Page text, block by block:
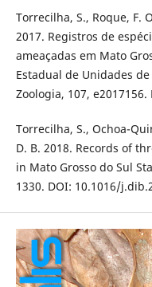
Torrecilha, S., Roque, F.
2017. Registros de
ameaçadas em Mato
Estadual de Unidades
Zoologia, 107,
Torrecilha, S., Ochoa-
D. B. 2018. Records of
in Mato Grosso do Sul
1330. DOI: 10.1016/